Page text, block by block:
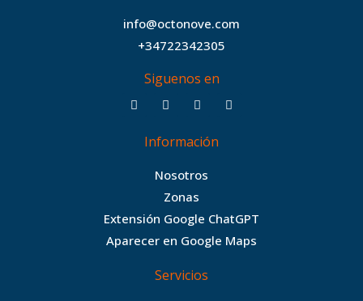
info@octonove.com
+34722342305
Siguenos en
F
k
T
i
t
e
I
s
a
a
m
B
Información
Nosotros
Zonas
Extensión Google ChatGPT
Aparecer en Google Maps
Servicios